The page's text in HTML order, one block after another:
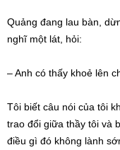
Quảng đang lau bàn,
nghĩ một lát, hỏi:
– Anh có thấy khoẻ lên
Tôi biết câu nói của tôi
trao đổi giữa thầy tôi và
điều gì đó không lành